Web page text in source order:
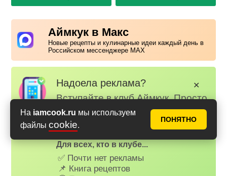
На iamcook.ru мы используем
файлы cookie.
ПОНЯТНО
Аймкук в Макс
Новые рецепты и кулинарные идеи каждый день в
Российском мессенджере MAX
Надоела реклама?
Вступайте в клуб Аймкук. Просто
зарегистируйтесь
иливойдите
на наш сайт через Яндекс или
ВК.
Для всех, кто в клубе...
✅ Почти нет рекламы
📌 Книга рецептов
✕